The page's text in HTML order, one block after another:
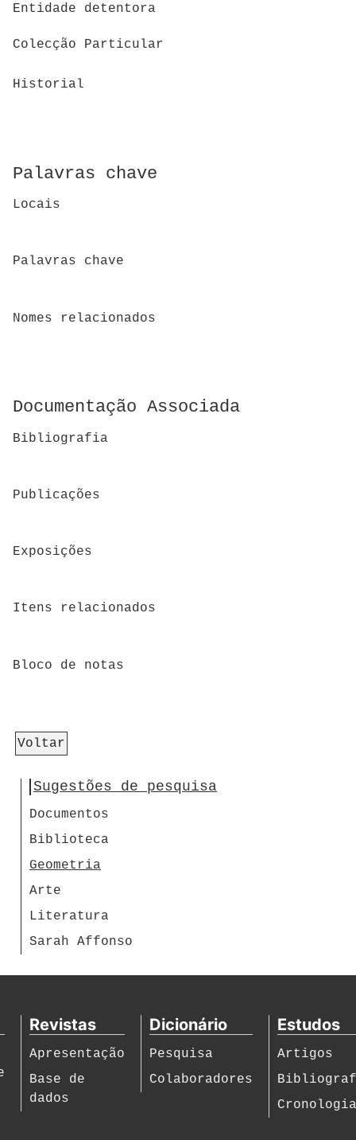
Entidade detentora
Colecção Particular
Historial
Palavras chave
Locais
Palavras chave
Nomes relacionados
Documentação Associada
Bibliografia
Publicações
Exposições
Itens relacionados
Bloco de notas
Voltar
Sugestões de pesquisa
Documentos
Biblioteca
Geometria
Arte
Literatura
Sarah Affonso
Revistas
Apresentação
Base de
dados
Dicionário
Pesquisa
Colaboradores
Estudos
Artigos